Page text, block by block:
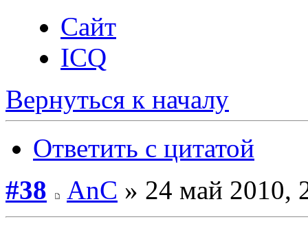
Сайт
ICQ
Вернуться к началу
Ответить с цитатой
#38
AnC » 24 май 2010,